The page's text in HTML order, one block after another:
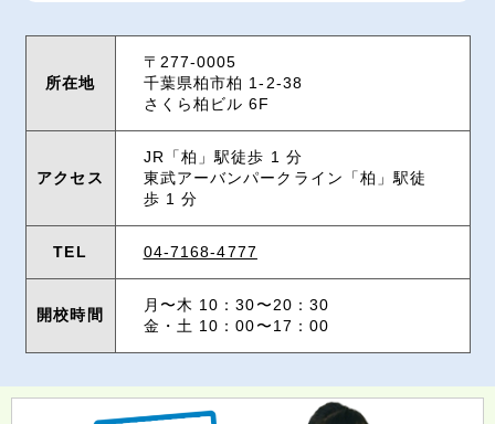
所在地
〒277-0005
千葉県柏市柏 1-2-38
さくら柏ビル 6F
アクセス
JR「柏」駅徒歩 1 分
東武アーバンパークライン「柏」駅徒
歩 1 分
TEL 04-7168-4777
開校時間
月〜木 10：30〜20：30
金・土 10：00〜17：00